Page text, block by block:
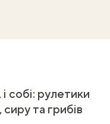
і собі: рулетики
сиру та грибів